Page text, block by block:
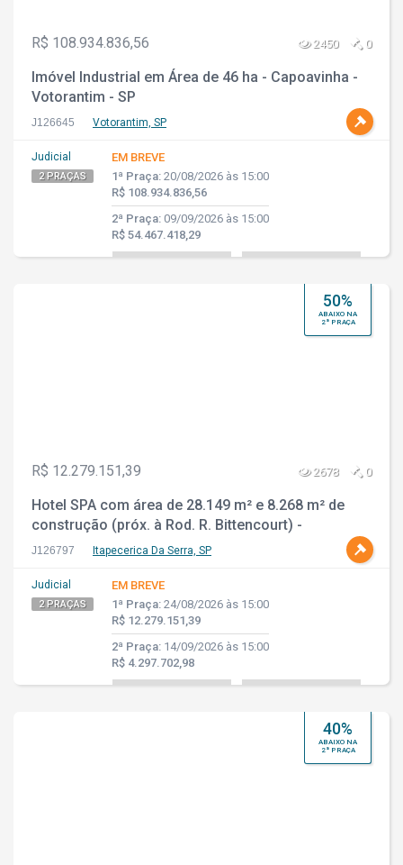
R$ 108.934.836,56 2450 0
Imóvel Industrial em Área de 46 ha - Capoavinha -
Votorantim - SP
J126645 Votorantim, SP
Judicial
2 PRAÇAS
EM BREVE
1ª Praça: 20/08/2026 às 15:00
R$ 108.934.836,56
2ª Praça: 09/09/2026 às 15:00
R$ 54.467.418,29
50%
ABAIXO NA
2ª PRAÇA
R$ 12.279.151,39 2678 0
Hotel SPA com área de 28.149 m² e 8.268 m² de
construção (próx. à Rod. R. Bittencourt) -
Itapecerica da Serra - SP
J126797 Itapecerica Da Serra, SP
Judicial
2 PRAÇAS
EM BREVE
1ª Praça: 24/08/2026 às 15:00
R$ 12.279.151,39
2ª Praça: 14/09/2026 às 15:00
R$ 4.297.702,98
40%
ABAIXO NA
2ª PRAÇA